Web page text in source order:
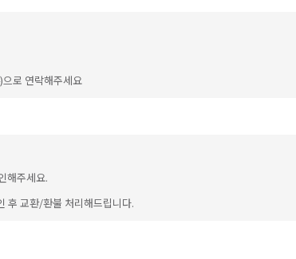
로 연락해주세요
해주세요.
후 교환/환불 처리해드립니다.